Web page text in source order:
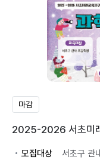
마감
2025-2026 서초미
모집대상
서초구 관